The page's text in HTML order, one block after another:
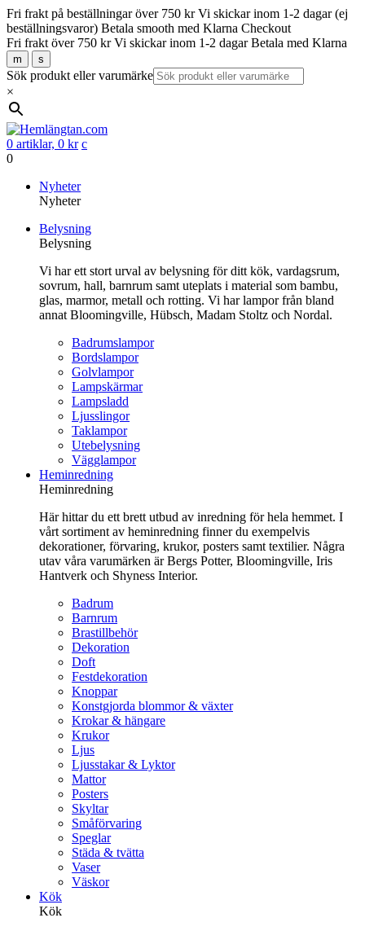
Fri frakt på beställningar över 750 kr Vi skickar inom 1-2 dagar (ej
beställningsvaror) Betala smooth med Klarna Checkout
Fri frakt över 750 kr Vi skickar inom 1-2 dagar Betala med Klarna
m s
Sök produkt eller varumärke
×
0 artiklar, 0 kr c
0
innehåll
Nyheter
Nyheter
Belysning
Belysning
Vi har ett stort urval av belysning för ditt kök, vardagsrum,
sovrum, hall, barnrum samt uteplats i material som bambu,
glas, marmor, metall och rotting. Vi har lampor från bland
annat Bloomingville, Hübsch, Madam Stoltz och Nordal.
Badrumslampor
Bordslampor
Golvlampor
Lampskärmar
Lampsladd
Ljusslingor
Taklampor
Utebelysning
Vägglampor
Heminredning
Heminredning
Här hittar du ett brett utbud av inredning för hela hemmet. I
vårt sortiment av heminredning finner du exempelvis
dekorationer, förvaring, krukor, posters samt textilier. Några
utav våra varumärken är Bergs Potter, Bloomingville, Iris
Hantverk och Shyness Interior.
Badrum
Barnrum
Brastillbehör
Dekoration
Doft
Festdekoration
Knoppar
Konstgjorda blommor & växter
Krokar & hängare
Krukor
Ljus
Ljusstakar & Lyktor
Mattor
Posters
Skyltar
Småförvaring
Speglar
Städa & tvätta
Vaser
Väskor
Kök
Kök